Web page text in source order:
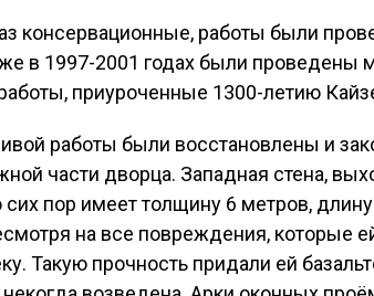
консервационные, работы были
в 1997-2001 годах были проведены
приуроченные 1300-летию
работы были восстановлены и
части дворца. Западная стена,
пор имеет толщину 6 метров,
на все повреждения, которые
Такую прочность придали ей